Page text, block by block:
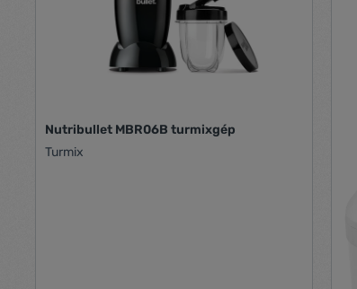
Nutribullet MBR06B turmixgép
Turmix